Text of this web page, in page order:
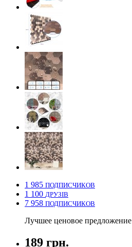
1 985 ПОДПИСЧИКОВ
1 100 ДРУЗІВ
7 958 ПОДПИСЧИКОВ
Лучшее ценовое предложение
189 грн.